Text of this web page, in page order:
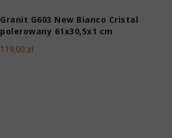
Granit G603 New Bianco Cristal
polerowany 61x30,5x1 cm
119,00 zł